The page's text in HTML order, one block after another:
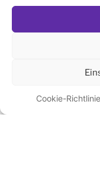
Cookie-Richtlinie
IHRER NÄHE?
Liste aller
Ich